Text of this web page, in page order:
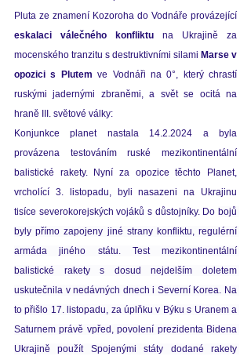
eskalaci válečného konfliktu
mocenského tranzitu s destruktivními silami Marse v
opozici s Plutem ve Vodnáři na 0°, který chrastí
ruskými jadernými zbraněmi, a svět se ocitá na
hraně III. světové války:
Konjunkce planet nastala 14.2.2024 a byla
provázena testováním ruské mezikontinentální
balistické rakety. Nyní za opozice těchto Planet,
vrcholící 3. listopadu, byli nasazeni na Ukrajinu
tisíce severokorejských vojáků s důstojníky. Do bojů
byly přímo zapojeny jiné strany konfliktu, regulérní
armáda jiného státu. Test mezikontinentální
balistické rakety s dosud nejdelším doletem
uskutečnila v nedávných dnech i Severní Korea. Na
to přišlo 17. listopadu, za úplňku v Býku s Uranem a
Saturnem právě vpřed, povolení prezidenta Bidena
Ukrajině použít Spojenými státy dodané rakety